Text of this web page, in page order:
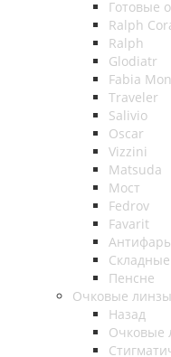
Готовые
Ralph
Ralph
Glodiatr
Fabia
Traveler
Salivio
Oscar
Vizzini
Matsuda
Мост
Fedrov
Favarit
Пенсне
Очковые линзы
Назад
Очковые